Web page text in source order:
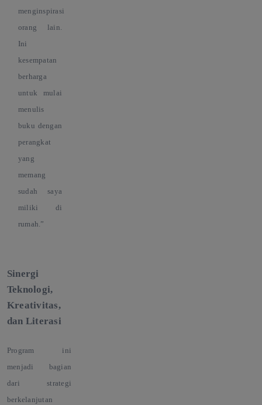
menginspirasi
orang lain.
Ini
kesempatan
berharga
untuk mulai
menulis
buku dengan
perangkat
yang
memang
sudah saya
miliki di
rumah.”
Sinergi
Teknologi,
Kreativitas,
dan Literasi
Program ini
menjadi bagian
dari strategi
berkelanjutan